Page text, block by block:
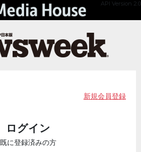
API Version 2.0
新規会員登録
ログイン
既に登録済みの方